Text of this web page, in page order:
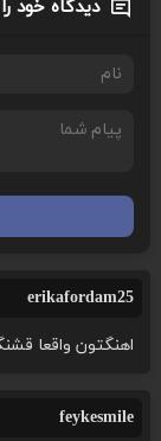
دیدگاه خود
erikafordam25
اهنگتون واقعا
feykesmile